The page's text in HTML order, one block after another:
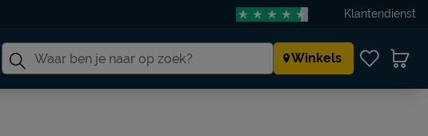
Klantendienst
Winkels